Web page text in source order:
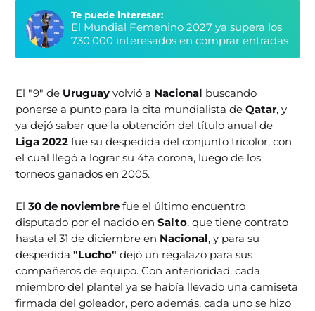
Te puede interesar:
El Mundial Femenino 2027 ya supera los
730.000 interesados en comprar entradas
El "9" de Uruguayvolvió a Nacional buscando
ponerse a punto para la cita mundialista deQatar, y
ya dejó saber que la obtención del título anual de
Liga 2022 fue su despedida del conjunto tricolor, con
el cual llegó a lograr su 4ta corona, luego de los
torneos ganados en 2005.
El30 de noviembre fue el último encuentro
disputado por el nacido enSalto, que tiene contrato
hasta el 31 de diciembre en Nacional, y para su
despedida"Lucho"dejó un regalazo para sus
compañeros de equipo. Con anterioridad, cada
miembro del plantel ya se había llevado una camiseta
firmada del goleador, pero además, cada uno se hizo